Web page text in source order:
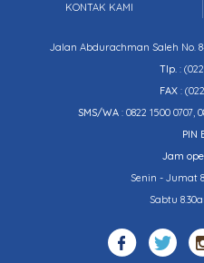
KONTAK KAMI
Jalan Abdurachman Saleh No.
Tlp.:
FAX:
SMS/WA: 0822 1500 0707,
PIN
Jam
Senin - Jumat
Sabtu